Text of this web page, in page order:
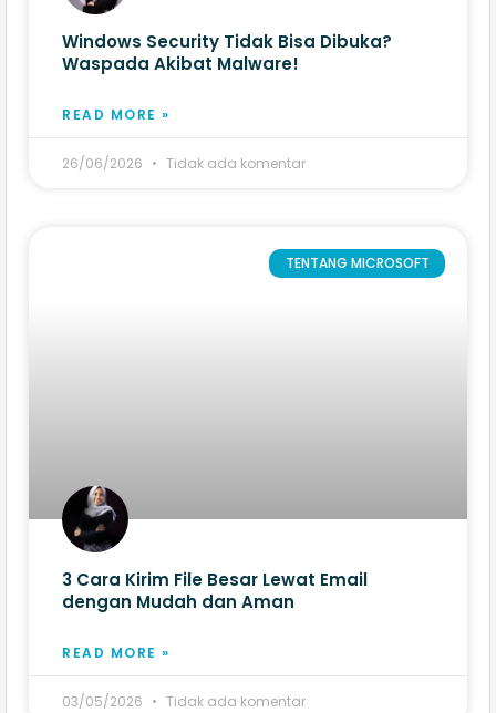
Windows Security Tidak Bisa Dibuka?
Waspada Akibat Malware!
READ MORE »
26/06/2026 Tidak ada komentar
TENTANG MICROSOFT
3 Cara Kirim File Besar Lewat Email
dengan Mudah dan Aman
READ MORE »
03/05/2026 Tidak ada komentar